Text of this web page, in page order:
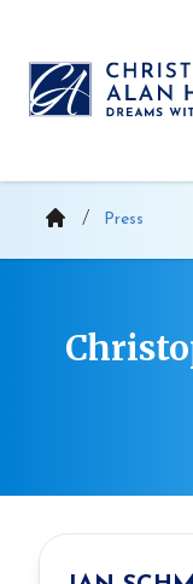
contenido
Press